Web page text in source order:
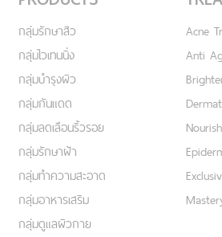
กลุ่มรักษาสิว
กลุ่มไวเทนนิ่ง
กลุ่มบำรุงผิว
กลุ่มกันแดด
กลุ่มลดเลือนริ้วรอย
กลุ่มรักษาฝ้า
กลุ่มทำความสะอาด
กลุ่มอาหารเสริม
กลุ่มดูแลผิวกาย
Acne
Anti